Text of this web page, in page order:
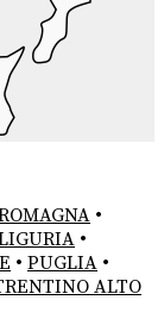
•
•
• PUGLIA •
ALTO